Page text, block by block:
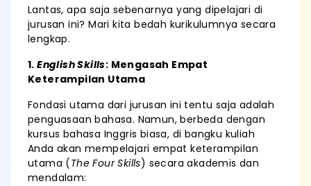
Lantas, apa saja sebenarnya yang dipelajari di
jurusan ini? Mari kita bedah kurikulumnya secara
lengkap.
1.English Skills: Mengasah Empat
Keterampilan Utama
Fondasi utama dari jurusan ini tentu saja adalah
penguasaan bahasa. Namun, berbeda dengan
kursus bahasa Inggris biasa, di bangku kuliah
Anda akan mempelajari empat keterampilan
utama (The Four Skills) secara akademis dan
mendalam: